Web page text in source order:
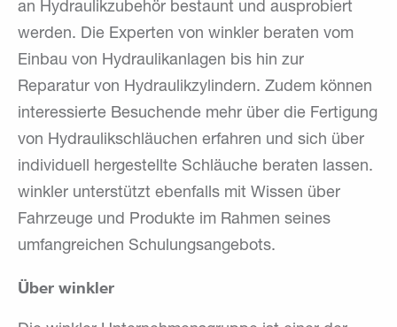
an Hydraulikzubehör bestaunt und ausprobiert
werden. Die Experten von winkler beraten vom
Einbau von Hydraulikanlagen bis hin zur
Reparatur von Hydraulikzylindern. Zudem können
interessierte Besuchende mehr über die Fertigung
von Hydraulikschläuchen erfahren und sich über
individuell hergestellte Schläuche beraten lassen.
winkler unterstützt ebenfalls mit Wissen über
Fahrzeuge und Produkte im Rahmen seines
umfangreichen Schulungsangebots.
Über winkler